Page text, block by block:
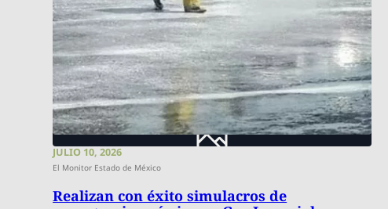
JULIO 10, 2026
El Monitor Estado de México
Realizan con éxito simulacros de